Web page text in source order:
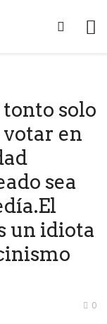
solo
en
sea
un idiota
0